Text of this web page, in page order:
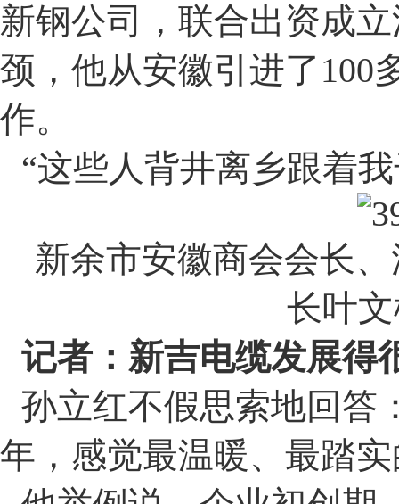
新钢公司，联合出资成
颈，他从安徽引进了 100
作。
“这些人背井离乡跟着
新余市安徽商会会长
长叶
记者：新吉电缆发展得
孙立红不假思索地回答
年，感觉最温暖、最踏